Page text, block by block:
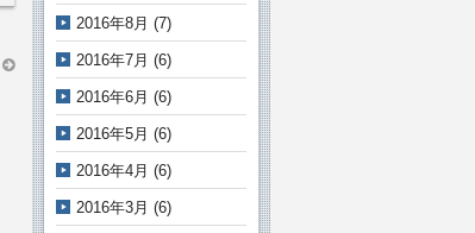
2016年8月 (7)
2016年7月 (6)
2016年6月 (6)
2016年5月 (6)
2016年4月 (6)
2016年3月 (6)